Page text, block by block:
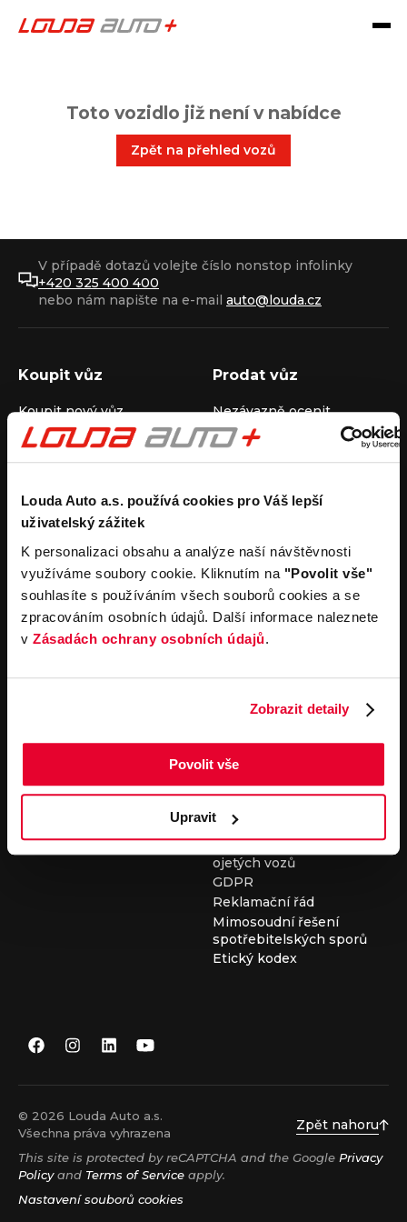
Louda Auto a.s. používá cookies pro Váš lepší
uživatelský zážitek
K personalizaci obsahu a analýze naší návštěvnosti
využíváme soubory cookie. Kliknutím na "Povolit vše"
souhlasíte s používáním všech souborů cookies a se
zpracováním osobních údajů. Další informace naleznete
v Zásadách ochrany osobních údajů.
Zobrazit detaily
Povolit vše
Upravit
Toto vozidlo již není v nabídce
Zpět na přehled vozů
V případě dotazů volejte číslo nonstop infolinky
+420 325 400 400
nebo nám napište na e-mail auto@louda.cz
Koupit vůz
Koupit nový vůz
Koupit ojetý vůz
Koupit užitkový vůz
Prodat vůz
Nezávazně ocenit
Průběh výkupu vozu
Pronájem
Carsharing
Autopůjčovna
Operativní leasing
Společnost
Louda Auto+ Poděbrady
Obytné vozy
Novinky
Kariéra
Servisní služby
Servis
Důležité odkazy
Cookies
Všeobecné obchodní
podmínky pro online
vozidel
Všeobecné obchodní
podmínky pro provádění
servisních prací
Všeobecné obchodní
podmínky při nákupu
ojetých vozů
GDPR
Reklamační řád
Mimosoudní řešení
spotřebitelských sporů
Etický kodex
© 2026 Louda Auto a.s.
Všechna práva vyhrazena
Zpět nahoru
This site is protected by reCAPTCHA and the Google Privacy
Policyand Terms of Service apply.
Nastavení souborů cookies